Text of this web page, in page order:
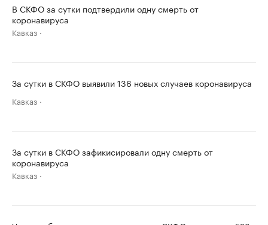
В СКФО за сутки подтвердили одну смерть от
коронавируса
Кавказ
За сутки в СКФО выявили 136 новых случаев коронавируса
Кавказ
За сутки в СКФО зафикисировали одну смерть от
коронавируса
Кавказ